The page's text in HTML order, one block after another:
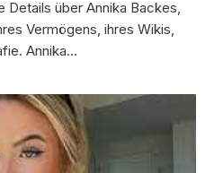
Details über Annika Backes,
Vermögens, ihres Wikis,
Annika…